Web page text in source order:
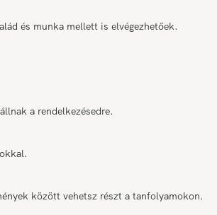
és munka mellett is elvégezhetőek.
a rendelkezésedre.
között vehetsz részt a tanfolyamokon.